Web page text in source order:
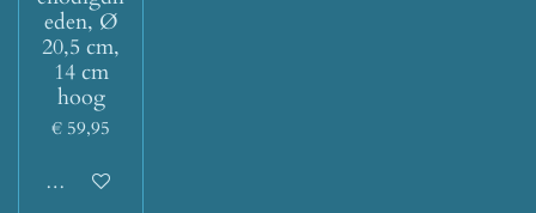
eden, Ø
20,5 cm,
14 cm
hoog
€ 59,95
Houd mij op de hoogte